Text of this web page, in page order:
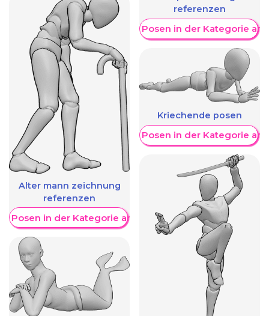
Alter mann zeichnung
referenzen
Posen in der Kategorie anzeigen
referenzen
Weitere Posen in der Kategorie
Kriechende posen
Weitere Posen in der Kategorie